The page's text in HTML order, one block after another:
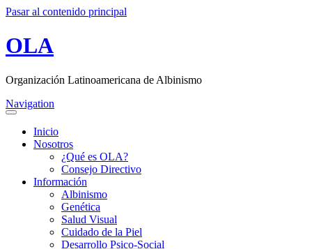
Pasar al contenido principal
OLA
Organización Latinoamericana de Albinismo
Navigation
Inicio
Nosotros
¿Qué es OLA?
Consejo Directivo
Información
Albinismo
Genética
Salud Visual
Cuidado de la Piel
Desarrollo Psico-Social